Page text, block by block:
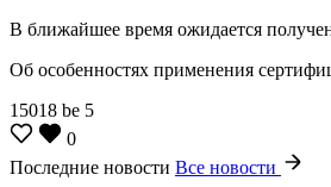
В ближайшее время ожидается
Об особенностях применения
15018 be 5
0
Последние новости Все новости